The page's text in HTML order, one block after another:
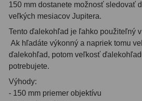
Svietidlá5
Čistiace prostriedky 28
Púzdra a kufre64
Iné10
Montáže93
150 mm dostanete možnosť sledovať
veľkých mesiacov Jupitera.
Tento ďalekohľad je ľahko použiteľný
Ak hľadáte výkonný a napriek tomu
ďalekohľad, potom veľkosť
potrebujete.
Výhody:
- 150 mm priemer objektívu